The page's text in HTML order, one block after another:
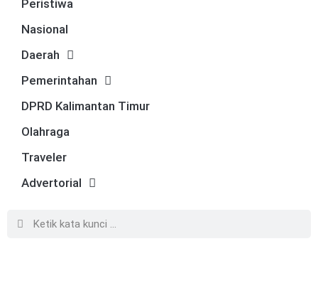
Peristiwa
Nasional
Daerah
Pemerintahan
DPRD Kalimantan Timur
Olahraga
Traveler
Advertorial